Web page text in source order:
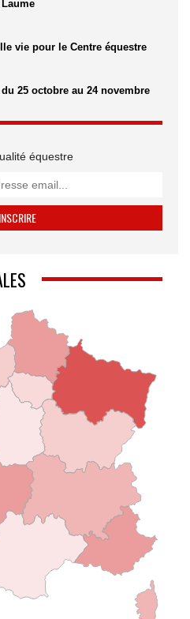
vie pour le Centre équestre
25 octobre au 24 novembre
équestre